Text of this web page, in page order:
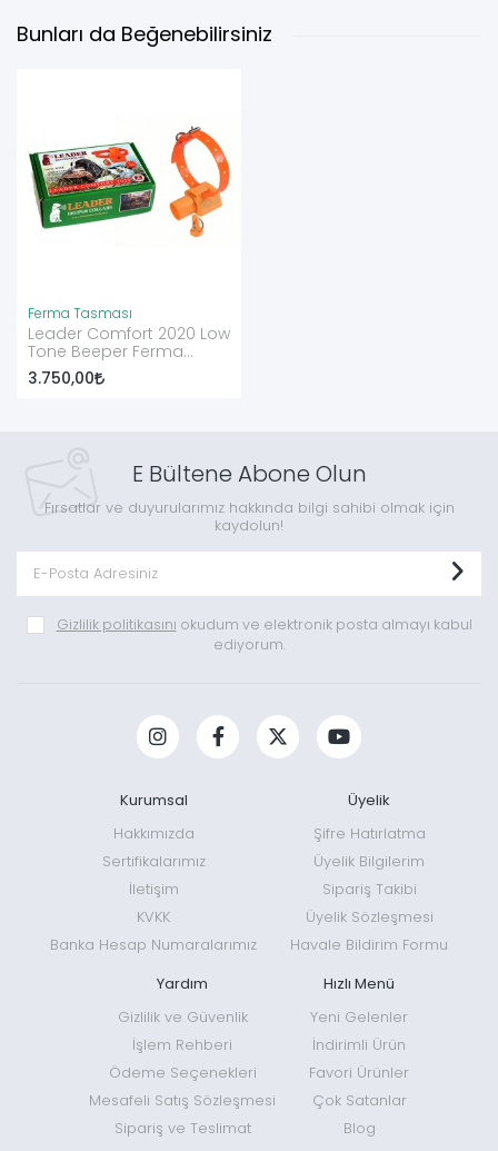
Bunları da Beğenebilirsiniz
Ferma Tasması
Leader Comfort 2020 Low
Tone Beeper Ferma
Tasması
3.750,00
E Bültene Abone Olun
Fırsatlar ve duyurularımız hakkında bilgi sahibi olmak için
kaydolun!
Gizlilik politikasını okudum ve elektronik posta almayı kabul
ediyorum.
Kurumsal
Hakkımızda
Sertifikalarımız
İletişim
KVKK
Banka Hesap Numaralarımız
Üyelik
Şifre Hatırlatma
Üyelik Bilgilerim
Sipariş Takibi
Üyelik Sözleşmesi
Havale Bildirim Formu
Yardım
Gizlilik ve Güvenlik
İşlem Rehberi
Ödeme Seçenekleri
Mesafeli Satış Sözleşmesi
Sipariş ve Teslimat
Hızlı Menü
Yeni Gelenler
İndirimli Ürün
Favori Ürünler
Çok Satanlar
Blog